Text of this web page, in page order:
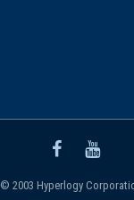
© 2003 Hyperlogy